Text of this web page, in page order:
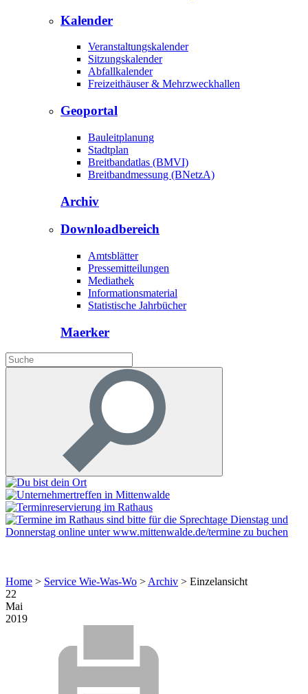
Kalender
Veranstaltungskalender
Sitzungskalender
Abfallkalender
Freizeithäuser & Mehrzweckhallen
Geoportal
Bauleitplanung
Stadtplan
Breitbandatlas (BMVI)
Breitbandmessung (BNetzA)
Archiv
Downloadbereich
Amtsblätter
Pressemitteilungen
Mediathek
Informationsmaterial
Statistische Jahrbücher
Maerker
Home > Service Wie-Was-Wo >Archiv > Einzelansicht
22
Mai
2019